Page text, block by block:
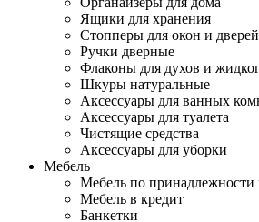
Ящики для хранения
Стопперы для окон и дверей
Ручки дверные
Флаконы для духов и
Шкуры натуральные
Аксессуары для ванных
Аксессуары для туалета
Чистящие средства
Аксессуары для уборки
Мебель
Мебель по принадлежности
Мебель в кредит
Банкетки